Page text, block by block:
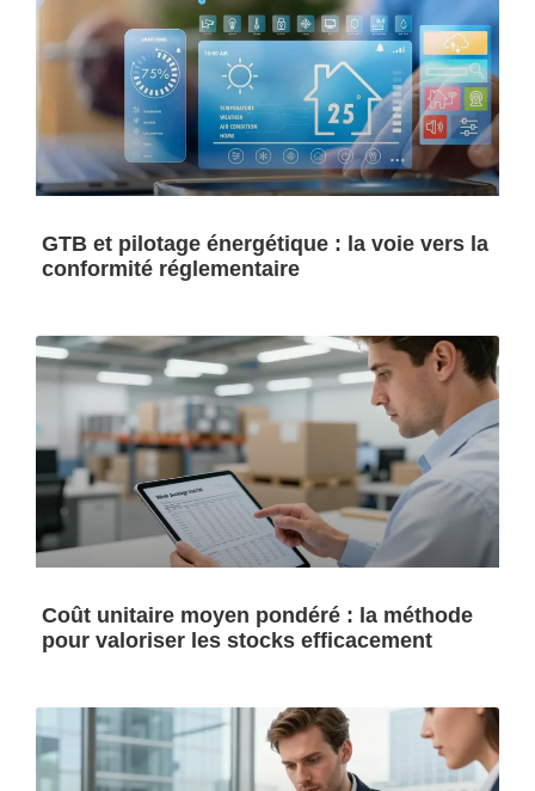
GTB et pilotage énergétique : la voie vers la
conformité réglementaire
Coût unitaire moyen pondéré : la méthode
pour valoriser les stocks efficacement